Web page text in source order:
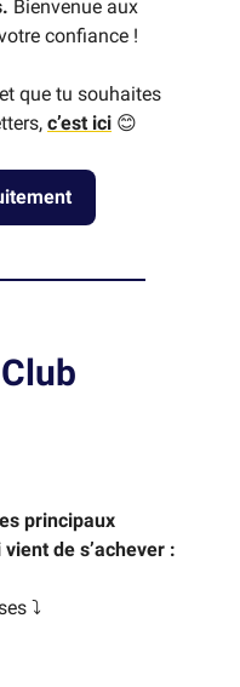
Bienvenue aux
confiance !
que tu souhaites
c’est ici 😊
principaux
de s’achever :
⤵️